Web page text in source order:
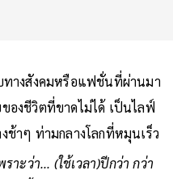
ทางสังคมหรือแฟชั่นที่ผ่านมา
องชีวิตที่ขาดไม่ได้ เป็นไลฟ์
ช้าๆ ท่ามกลางโลกที่หมุนเร็ว
าะว่า... (ใช้เวลา)ปีกว่า กว่า